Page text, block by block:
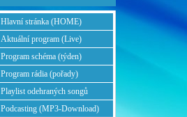
Hlavní stránka (HOME)
Aktuální program (Live)
Program schéma (týden)
Program rádia (pořady)
Playlist odehraných songů
Podcasting (MP3-Download)